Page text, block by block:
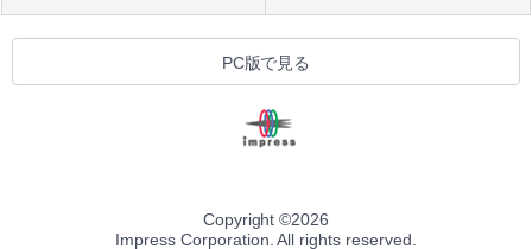
PC版で見る
Copyright ©2026
Impress Corporation. All rights reserved.